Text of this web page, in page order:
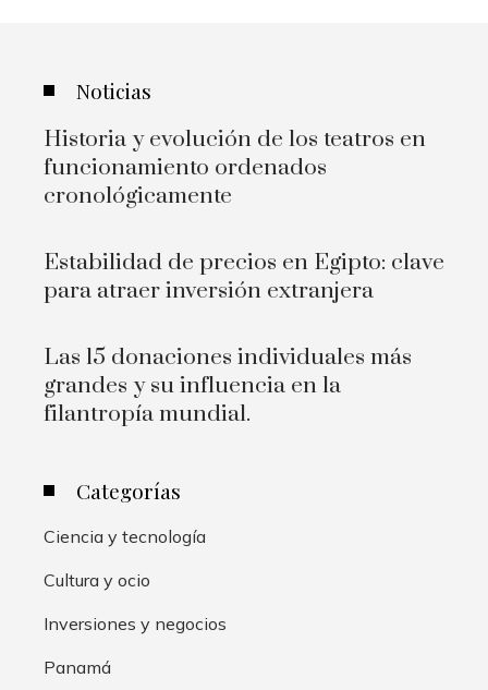
Noticias
Historia y evolución de los teatros en
funcionamiento ordenados
cronológicamente
Estabilidad de precios en Egipto: clave
para atraer inversión extranjera
Las 15 donaciones individuales más
grandes y su influencia en la
filantropía mundial.
Categorías
Ciencia y tecnología
Cultura y ocio
Inversiones y negocios
Panamá